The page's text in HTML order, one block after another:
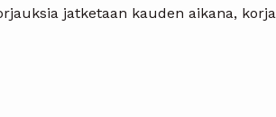
jatketaan kauden aikana,